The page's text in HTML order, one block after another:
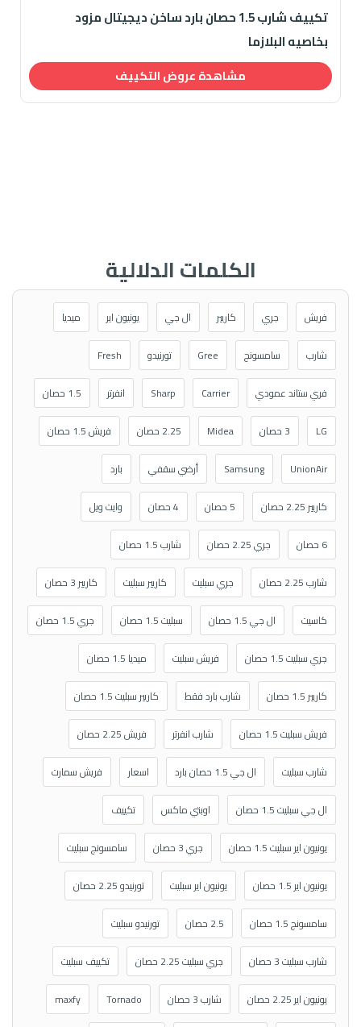
تكييف شارب 1.5 حصان بارد ساخن ديجيتال مزود
بخاصيه البلازما
مشاهدة عروض التكييف
الكلمات الدلالية
فريش جري كاريير ال جي يونيون اير ميديا
شارب سامسونج Gree تورنيدو Fresh
فري ستاند عمودي Carrier
Sharp انفرتر 1.5 حصان
LG 3 حصان Midea 2.25 حصان فريش 1.5 حصان
UnionAir
Samsung أرضي سقفي بارد
كاريير 2.25 حصان 5 حصان 4 حصان وايت ويل
6 حصان جري 2.25 حصان شارب 1.5 حصان
شارب 2.25 حصان جري سبليت كاريير سبليت كاريير 3 حصان
كاسيت ال جي 1.5 حصان سبليت 1.5 حصان جري 1.5 حصان
جري سبليت 1.5 حصان فريش سبليت ميديا 1.5 حصان
كاريير 1.5 حصان شارب بارد فقط كاريير سبليت 1.5 حصان
فريش سبليت 1.5 حصان شارب انفرتر فريش 2.25 حصان
شارب سبليت ال جي 1.5 حصان بارد اسعار فريش سمارت
ال جي سبليت 1.5 حصان اوبتي ماكس تكييف
يونيون اير سبليت 1.5 حصان جري 3 حصان سامسونج سبليت
يونيون اير 1.5 حصان يونيون اير سبليت تورنيدو 2.25 حصان
سامسونج 1.5 حصان 2.5 حصان تورنيدو سبليت
شارب سبليت 3 حصان جري سبليت 2.25 حصان تكييف سبليت
يونيون اير 2.25 حصان شارب 3 حصان Tornado
maxfy